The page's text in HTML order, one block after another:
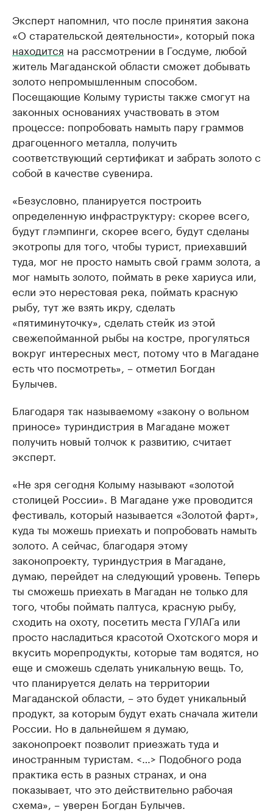
Эксперт напомнил, что после принятия закона
«О старательской деятельности», который пока
находится на рассмотрении в Госдуме, любой
житель Магаданской области сможет добывать
золото непромышленным способом.
Посещающие Колыму туристы также смогут на
законных основаниях участвовать в этом
процессе: попробовать намыть пару граммов
драгоценного металла, получить
соответствующий сертификат и забрать золото с
собой в качестве сувенира.
«Безусловно, планируется построить
определенную инфраструктуру: скорее всего,
будут глэмпинги, скорее всего, будут сделаны
экотропы для того, чтобы турист, приехавший
туда, мог не просто намыть свой грамм золота, а
мог намыть золото, поймать в реке хариуса или,
если это нерестовая река, поймать красную
рыбу, тут же взять икру, сделать
«пятиминуточку», сделать стейк из этой
свежепойманной рыбы на костре, прогуляться
вокруг интересных мест, потому что в Магадане
есть что посмотреть», – отметил Богдан
Булычев.
Благодаря так называемому «закону о вольном
приносе» туриндистрия в Магадане может
получить новый толчок к развитию, считает
эксперт.
«Не зря сегодня Колыму называют «золотой
столицей России». В Магадане уже проводится
фестиваль, который называется «Золотой фарт»,
куда ты можешь приехать и попробовать намыть
золото. А сейчас, благодаря этому
законопроекту, туриндустрия в Магадане,
думаю, перейдет на следующий уровень. Теперь
ты сможешь приехать в Магадан не только для
того, чтобы поймать палтуса, красную рыбу,
сходить на охоту, посетить места ГУЛАГа или
просто насладиться красотой Охотского моря и
вкусить морепродукты, которые там водятся, но
еще и сможешь сделать уникальную вещь. То,
что планируется делать на территории
Магаданской области, – это будет уникальный
продукт, за которым будут ехать сначала жители
России. Но в дальнейшем я думаю,
законопроект позволит приезжать туда и
иностранным туристам. <…> Подобного рода
практика есть в разных странах, и она
показывает, что это действительно рабочая
схема», – уверен Богдан Булычев.